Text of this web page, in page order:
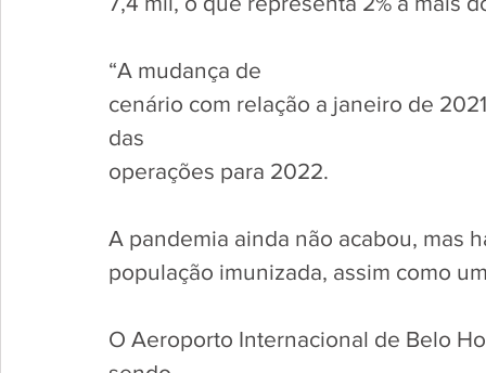
“A mudança de
cenário com relação a janeiro de
das
operações para 2022.
A pandemia ainda não acabou, mas
população imunizada, assim como
O Aeroporto Internacional de Belo